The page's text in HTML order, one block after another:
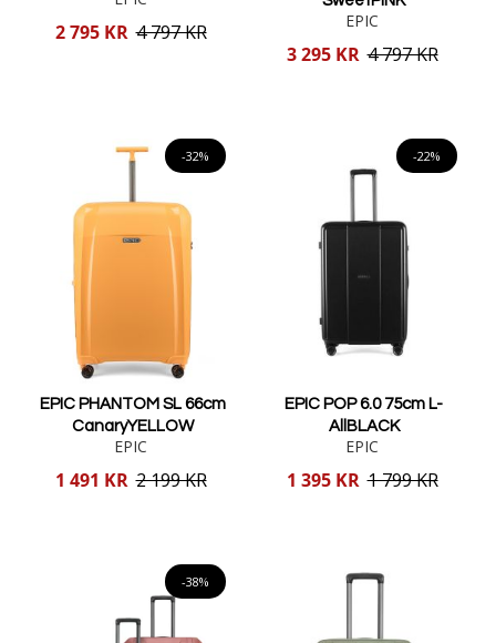
Reducerat
2 795 KR 4 797 KR EPIC
Reducerat
3 295 KR 4 797 KR
-32%
EPIC PHANTOM SL 66cm
CanaryYELLOW
EPIC
Reducerat
1 491 KR 2 199 KR
-22%
EPIC POP 6.0 75cm L-
AllBLACK
EPIC
Reducerat
1 395 KR 1 799 KR
-38%